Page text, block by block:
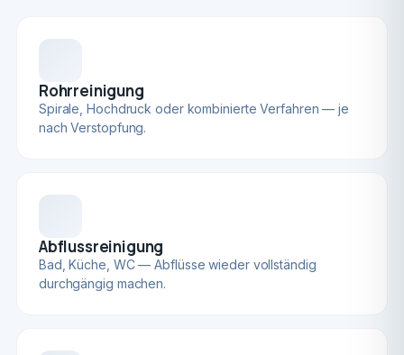
Rohrreinigung
Spirale, Hochdruck oder kombinierte Verfahren — je
nach Verstopfung.
Abflussreinigung
Bad, Küche, WC — Abflüsse wieder vollständig
durchgängig machen.